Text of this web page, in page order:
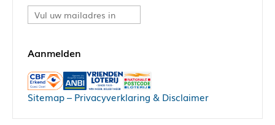
Sitemap– Privacyverklaring & Disclaimer